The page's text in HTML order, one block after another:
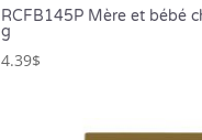
RCFB145P Mère et bébé
g
4.39$